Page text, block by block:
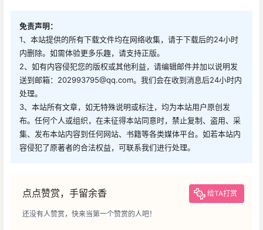
免责声明：
1、本站提供的所有下载文件均在网络收集，请于下载后的24小时
内删除。如需体验更多乐趣，请支持正版。
2、如有内容侵犯您的版权或其他利益，请编辑邮件并加以说明发
送到邮箱：202993795@qq.com。我们会在收到消息后24小时内
处理。
3、本站所有文章，如无特殊说明或标注，均为本站用户原创发
布。任何个人或组织，在未征得本站同意时，禁止复制、盗用、采
集、发布本站内容到任何网站、书籍等各类媒体平台。如若本站内
容侵犯了原著者的合法权益，可联系我们进行处理。
点点赞赏，手留余香 给TA打赏
还没有人赞赏，快来当第一个赞赏的人吧！